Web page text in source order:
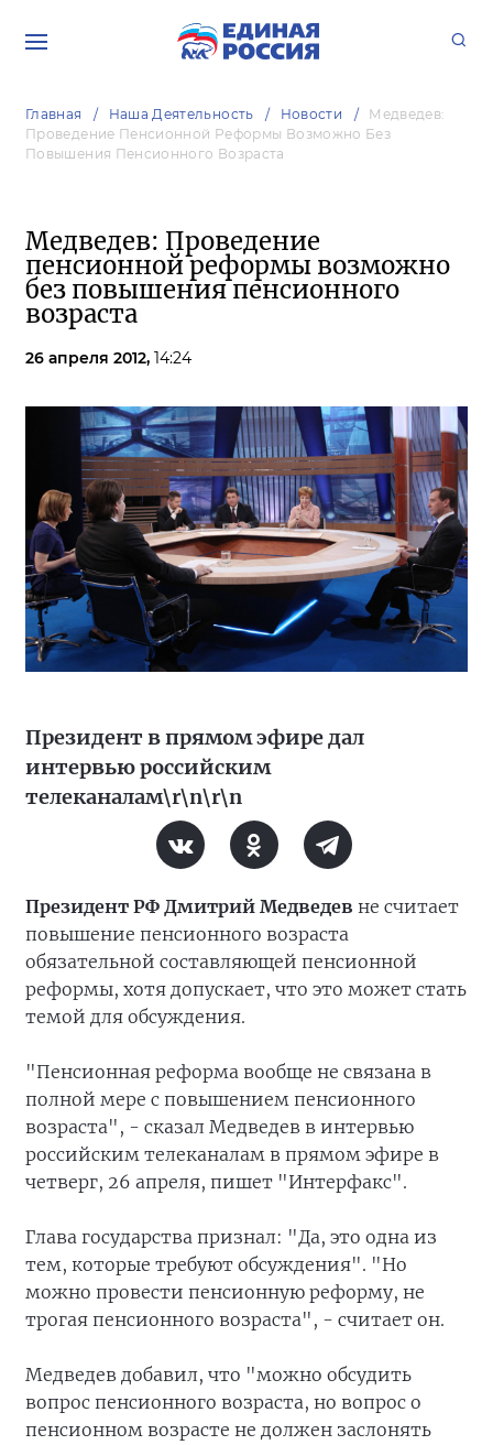
Главная Наша Деятельность Новости
Медведев:
Проведение Пенсионной Реформы Возможно Без
Повышения Пенсионного Возраста
Медведев: Проведение
пенсионной реформы возможно
без повышения пенсионного
возраста
26 апреля 2012, 14:24
Президент в прямом эфире дал
интервью российским
телеканалам\r\n\r\n
Президент РФ Дмитрий Медведев не считает
повышение пенсионного возраста
обязательной составляющей пенсионной
реформы, хотя допускает, что это может стать
темой для обсуждения.
"Пенсионная реформа вообще не связана в
полной мере с повышением пенсионного
возраста", - сказал Медведев в интервью
российским телеканалам в прямом эфире в
четверг, 26 апреля, пишет "Интерфакс".
Глава государства признал: "Да, это одна из
тем, которые требуют обсуждения". "Но
можно провести пенсионную реформу, не
трогая пенсионного возраста", - считает он.
Медведев добавил, что "можно обсудить
вопрос пенсионного возраста, но вопрос о
пенсионном возрасте не должен заслонять